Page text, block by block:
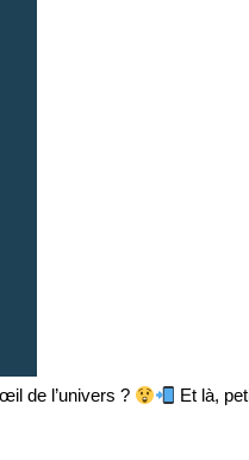
de l’univers ?
Et là,